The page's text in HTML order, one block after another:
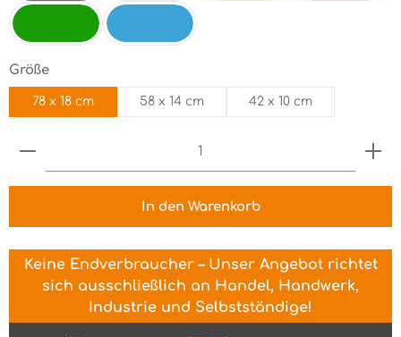
orange weiß
Größeauswählen
78 x 18 cm 58 x 14 cm 42 x 10 cm
Produkt Anzahl: Gib den gewünschten Wert
In den Warenkorb
Keine Endverbraucher – Unser Angebot richtet
sich ausschließlich an Handel, Handwerk,
Industrie und Selbstständige!